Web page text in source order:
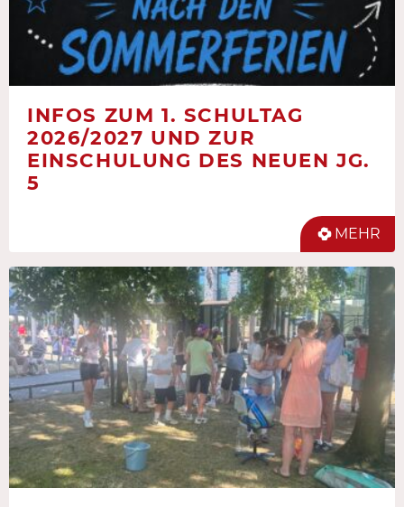
INFOS ZUM 1. SCHULTAG
2026/2027 UND ZUR
EINSCHULUNG DES NEUEN JG.
5
MEHR